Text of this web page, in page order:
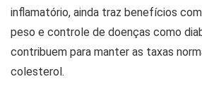
inflamatório, ainda traz benefícios
peso e controle de doenças como
contribuem para manter as taxas
colesterol.